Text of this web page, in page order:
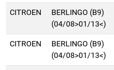
CITROEN
BERLINGO (B9)
(04/08>01/13<)
CITROEN
BERLINGO (B9)
(04/08>01/13<)